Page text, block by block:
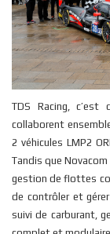
TDS Racing,
collaborent
2 véhicules LMP2
Tandis que
gestion de flottes
de contrôler et
suivi de carburant,